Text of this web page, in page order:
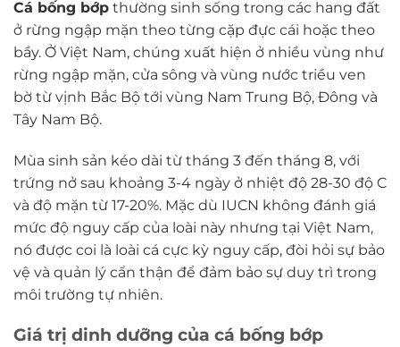
Cá bống bớp thường sinh sống trong các hang đất
ở rừng ngập mặn theo từng cặp đực cái hoặc theo
bầy. Ở Việt Nam, chúng xuất hiện ở nhiều vùng như
rừng ngập mặn, cửa sông và vùng nước triều ven
bờ từ vịnh Bắc Bộ tới vùng Nam Trung Bộ, Đông và
Tây Nam Bộ.
Mùa sinh sản kéo dài từ tháng 3 đến tháng 8, với
trứng nở sau khoảng 3-4 ngày ở nhiệt độ 28-30 độ C
và độ mặn từ 17-20%. Mặc dù IUCN không đánh giá
mức độ nguy cấp của loài này nhưng tại Việt Nam,
nó được coi là loài cá cực kỳ nguy cấp, đòi hỏi sự bảo
vệ và quản lý cẩn thận để đảm bảo sự duy trì trong
môi trường tự nhiên.
Giá trị dinh dưỡng của cá bống bớp